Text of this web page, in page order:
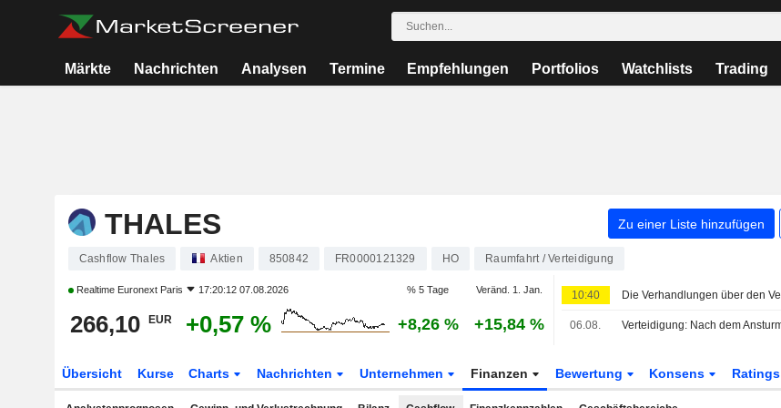
Märkte Nachrichten Analysen Termine Empfehlungen Portfolios Watchlists Trading
THALES Zu einer Liste hinzufügen
Cashflow Thales Aktien 850842 FR0000121329 HO Raumfahrt / Verteidigung
Realtime Euronext Paris 17:20:12 07.08.2026 % 5 Tage Veränd. 1. Jan.
266,10 EUR +0,57 % +8,26 % +15,84 %
10:40
06.08.
Übersicht Kurse Charts Nachrichten Unternehmen Finanzen Bewertung Konsens Ratings